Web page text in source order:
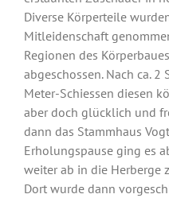
Diverse Körperteile
Mitleidenschaft
Regionen des
abgeschossen. Nach ca.
Meter-Schiessen diesen
aber doch glücklich und
dann das Stammhaus
Erholungspause ging es
weiter ab in die Herberge
Dort wurde dann